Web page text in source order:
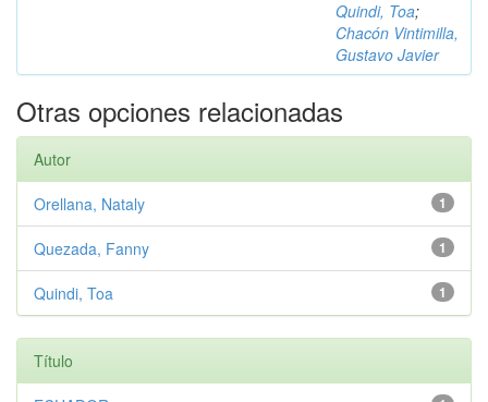
Quindi, Toa;
Chacón Vintimilla,
Gustavo Javier
Otras opciones relacionadas
Autor
1
Orellana, Nataly
1
Quezada, Fanny
1
Quindi, Toa
Título